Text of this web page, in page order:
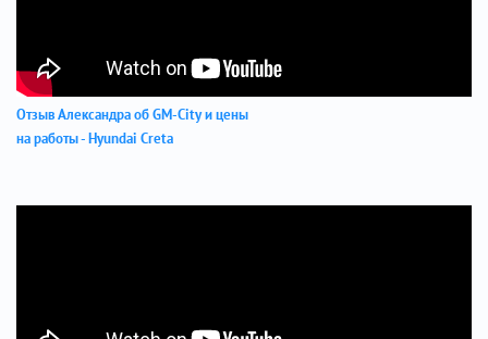
Отзыв Александра об GM-City и цены
на работы - Hyundai Creta